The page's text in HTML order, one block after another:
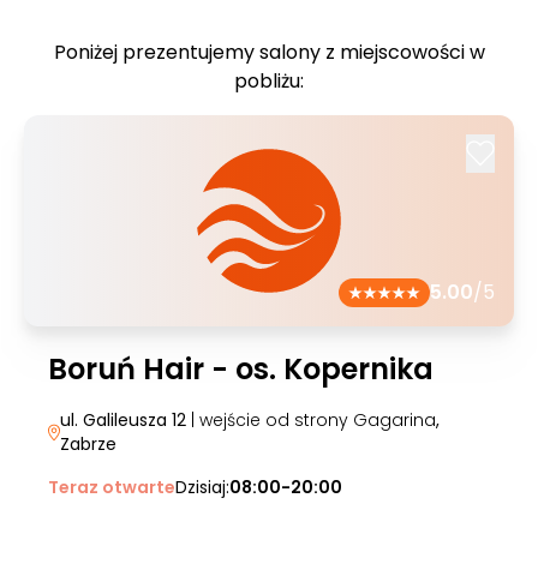
Poniżej prezentujemy salony z miejscowości w
pobliżu:
5.00/5
Boruń Hair - os. Kopernika
ul. Galileusza 12| wejście od strony Gagarina,
Zabrze
Teraz otwarteDzisiaj:08:00-20:00